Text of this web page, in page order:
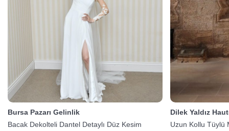
Bursa Pazarı Gelinlik
Bacak Dekolteli Dantel Detaylı Düz Kesim
Dilek Yaldız
Uzun Kollu Tüylü